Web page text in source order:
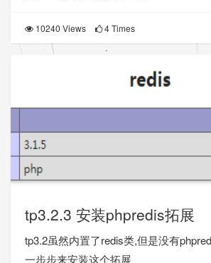
10240 Views 4 Times
tp3.2.3 安装phpredis拓展
tp3.2虽然内置了redis类,但是没有
一步步来安装这个拓展